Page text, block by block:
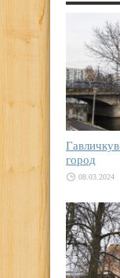
город
08.03.2024